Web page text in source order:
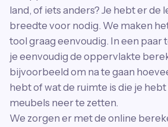
land, of iets anders? Je hebt er de
breedte voor nodig. We maken
tool graag eenvoudig. In een paar
je eenvoudig de oppervlakte
bijvoorbeeld om na te gaan
hebt of wat de ruimte is die je
meubels neer te zetten.
We zorgen er met de online